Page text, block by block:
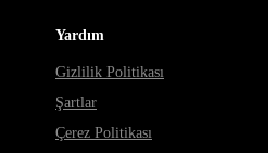
Yardım
Gizlilik Politikası
Şartlar
Çerez Politikası